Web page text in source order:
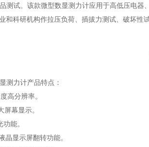
测试。该款微型数显测力计应用于高低压电器
和科研机构作拉压负荷、插拔力测试、破坏性
测力计产品特点：
高分辨率。
屏幕显示。
能。
晶显示屏翻转功能。